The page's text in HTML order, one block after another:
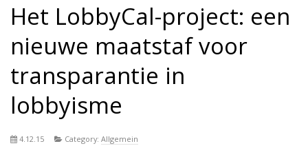
Het LobbyCal-project: een
nieuwe maatstaf voor
transparantie in
lobbyisme
4.12.15 Category:Allgemein